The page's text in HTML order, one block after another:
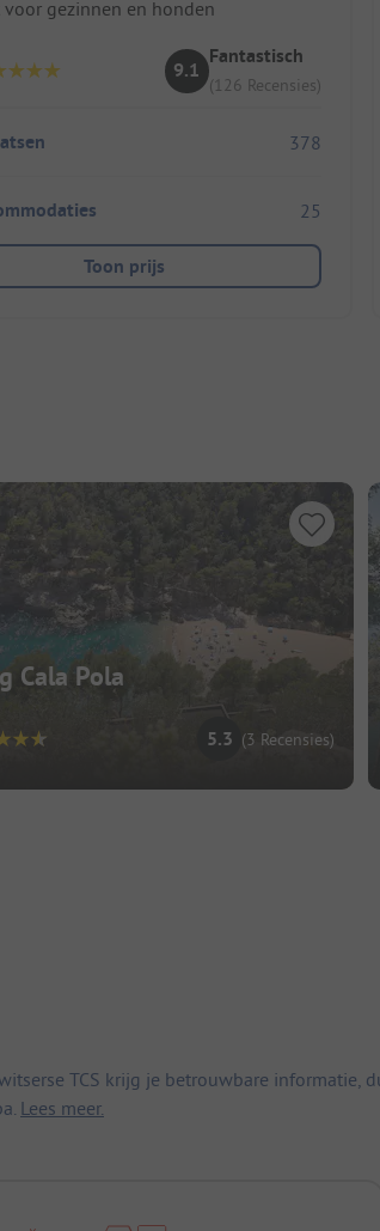
voor gezinnen en honden
9.1
Fantastisch
(126 Recensies)
378
25
Toon prijs
Cala Pola
5.3 (3 Recensies)
TCS krijg je betrouwbare
Lees meer.